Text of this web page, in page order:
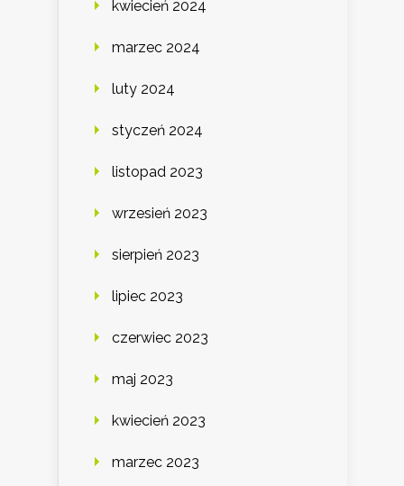
kwiecień 2024
marzec 2024
luty 2024
styczeń 2024
listopad 2023
wrzesień 2023
sierpień 2023
lipiec 2023
czerwiec 2023
maj 2023
kwiecień 2023
marzec 2023